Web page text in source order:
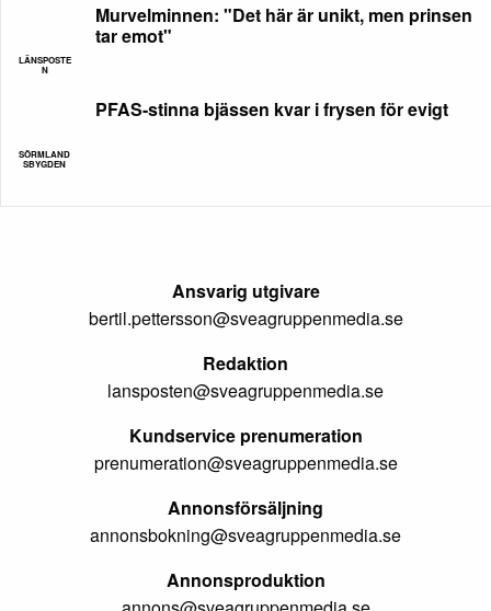
LÄNSPOSTE
N
Murvelminnen: "Det här är unikt, men prinsen
tar emot"
SÖRMLAND
SBYGDEN
PFAS-stinna bjässen kvar i frysen för evigt
Ansvarig utgivare
bertil.pettersson@sveagruppenmedia.se
Redaktion
lansposten@sveagruppenmedia.se
Kundservice prenumeration
prenumeration@sveagruppenmedia.se
Annonsförsäljning
annonsbokning@sveagruppenmedia.se
Annonsproduktion